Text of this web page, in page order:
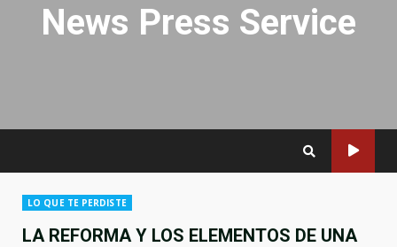
News Press Service
LO QUE TE PERDISTE
LA REFORMA Y LOS ELEMENTOS DE UNA